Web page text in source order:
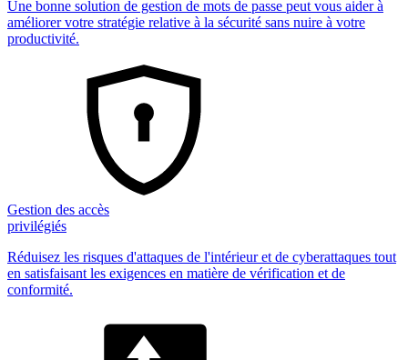
Une bonne solution de gestion de mots de passe peut vous aider à
améliorer votre stratégie relative à la sécurité sans nuire à votre
productivité.
Gestion des accès
privilégiés
Réduisez les risques d'attaques de l'intérieur et de cyberattaques tout
en satisfaisant les exigences en matière de vérification et de
conformité.